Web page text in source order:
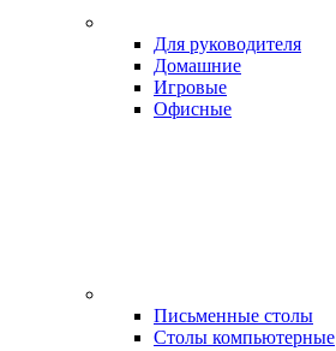
Для руководителя
Домашние
Игровые
Офисные
Письменные столы
Столы компьютерные